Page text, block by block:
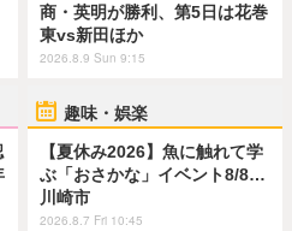
商・英明が勝利、第5日は花巻
東vs新田ほか
2026.8.9 Sun 9:15
趣味・娯楽
【夏休み2026】魚に触れて学
ぶ「おさかな」イベント8/8…
川崎市
2026.8.7 Fri 10:45